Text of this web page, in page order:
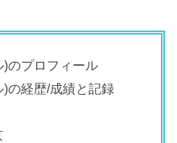
)のプロフィール
の経歴/成績と記録